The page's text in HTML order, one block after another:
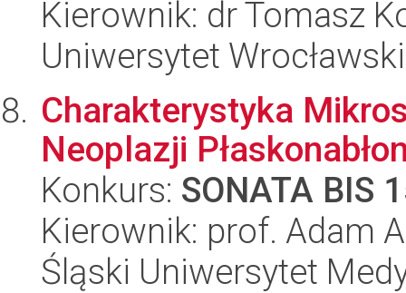
Kierownik: dr Tomasz
Uniwersytet Wrocławski
Charakterystyka
Neoplazji
Konkurs: SONATA BIS
Kierownik: prof. Adam
Śląski Uniwersytet